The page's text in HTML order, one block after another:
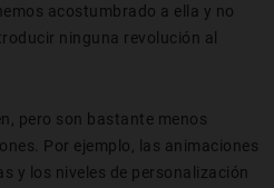
acostumbrado a ella y no
ninguna revolución al
pero son bastante menos
Por ejemplo, las animaciones
y los niveles de personalización